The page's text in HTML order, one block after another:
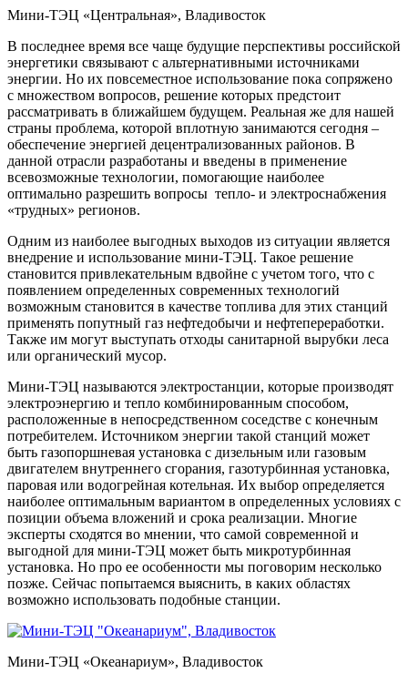
Мини-ТЭЦ «Центральная», Владивосток
В последнее время все чаще будущие перспективы российской
энергетики связывают с альтернативными источниками
энергии. Но их повсеместное использование пока сопряжено
с множеством вопросов, решение которых предстоит
рассматривать в ближайшем будущем. Реальная же для нашей
страны проблема, которой вплотную занимаются сегодня –
обеспечение энергией децентрализованных районов. В
данной отрасли разработаны и введены в применение
всевозможные технологии, помогающие наиболее
оптимально разрешить вопросы тепло- и электроснабжения
«трудных» регионов.
Одним из наиболее выгодных выходов из ситуации является
внедрение и использование мини-ТЭЦ. Такое решение
становится привлекательным вдвойне с учетом того, что с
появлением определенных современных технологий
возможным становится в качестве топлива для этих станций
применять попутный газ нефтедобычи и нефтепереработки.
Также им могут выступать отходы санитарной вырубки леса
или органический мусор.
Мини-ТЭЦ называются электростанции, которые производят
электроэнергию и тепло комбинированным способом,
расположенные в непосредственном соседстве с конечным
потребителем. Источником энергии такой станций может
быть газопоршневая установка с дизельным или газовым
двигателем внутреннего сгорания, газотурбинная установка,
паровая или водогрейная котельная. Их выбор определяется
наиболее оптимальным вариантом в определенных условиях с
позиции объема вложений и срока реализации. Многие
эксперты сходятся во мнении, что самой современной и
выгодной для мини-ТЭЦ может быть микротурбинная
установка. Но про ее особенности мы поговорим несколько
позже. Сейчас попытаемся выяснить, в каких областях
возможно использовать подобные станции.
Мини-ТЭЦ «Океанариум», Владивосток